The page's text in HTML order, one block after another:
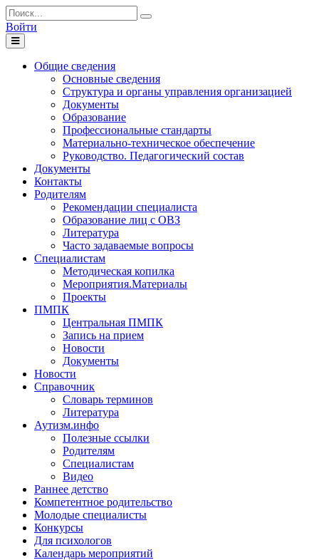
Войти
Toggle
navigation
Общие сведения
Основные сведения
Структура и органы управления организацией
Документы
Образование
Профессиональные стандарты
Материально-техническое обеспечение
Руководство. Педагогический состав
Документы
Контакты
Родителям
Рекомендации специалиста
Образование лиц с ОВЗ
Литература
Часто задаваемые вопросы
Специалистам
Методическая копилка
Мероприятия.Материалы
Проекты
ПМПК
Центральная ПМПК
Запись на прием
Новости
Документы
Новости
Справочник
Словарь терминов
Литература
Аутизм.инфо
Полезные ссылки
Родителям
Специалистам
Видео
Раннее детство
Компетентное родительство
Молодые специалисты
Конкурсы
Для психологов
Календарь мероприятий